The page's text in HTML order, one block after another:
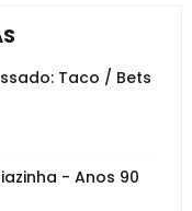
Taco / Bets
- Anos 90